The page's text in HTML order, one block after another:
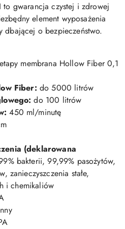
to gwarancja czystej i zdrowej
element wyposażenia
dbającej o bezpieczeństwo.
membrana Hollow Fiber 0,1
Fiber: do 5000 litrów
do 100 litrów
450 ml/minutę
(deklarowana
bakterii, 99,99% pasożytów,
zanieczyszczenia stałe,
i chemikaliów